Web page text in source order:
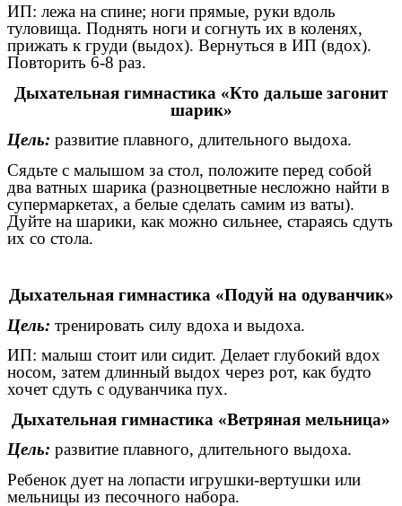
ИП: лежа на спине; ноги прямые, руки вдоль
туловища. Поднять ноги и согнуть их в коленях,
прижать к груди (выдох). Вернуться в ИП (вдох).
Повторить 6-8 раз.
Дыхательная гимнастика «Кто дальше загонит
шарик»
Цель: развитие плавного, длительного выдоха.
Сядьте с малышом за стол, положите перед собой
два ватных шарика (разноцветные несложно найти в
супермаркетах, а белые сделать самим из ваты).
Дуйте на шарики, как можно сильнее, стараясь сдуть
их со стола.
Дыхательная гимнастика «Подуй на одуванчик»
Цель: тренировать силу вдоха и выдоха.
ИП: малыш стоит или сидит. Делает глубокий вдох
носом, затем длинный выдох через рот, как будто
хочет сдуть с одуванчика пух.
Дыхательная гимнастика «Ветряная мельница»
Цель: развитие плавного, длительного выдоха.
Ребенок дует на лопасти игрушки-вертушки или
мельницы из песочного набора.